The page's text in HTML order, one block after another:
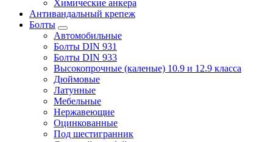
Химические анкера
Антивандальный крепеж
Болты
Автомобильные
Болты DIN 931
Болты DIN 933
Высокопрочные (каленые) 10.9 и 12.9 класса
Дюймовые
Латунные
Мебельные
Нержавеющие
Оцинкованные
Под шестигранник